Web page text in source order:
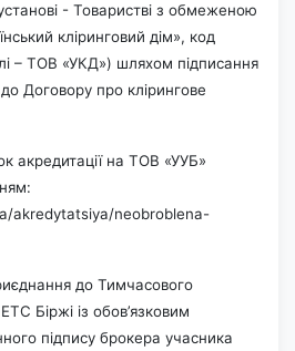
установі - Товаристві з обмеженою
кліринговий дім», код
– ТОВ «УКД») шляхом підписання
Договору про клірингове
акредитації на ТОВ «УУБ»
akredytatsiya/neobroblena-
до Тимчасового
ЕТС Біржі із обов’язковим
підпису брокера учасника